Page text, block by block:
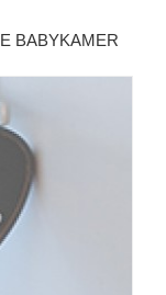
BABYKAMER